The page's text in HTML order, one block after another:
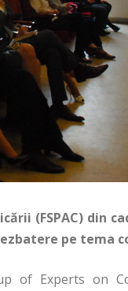
(FSPAC) din
pe tema
of Experts on